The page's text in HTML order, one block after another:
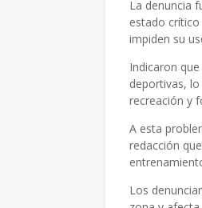
La denuncia
estado
impiden su
Indicaron
deportivas,
recreación y
A esta
redacción
Los